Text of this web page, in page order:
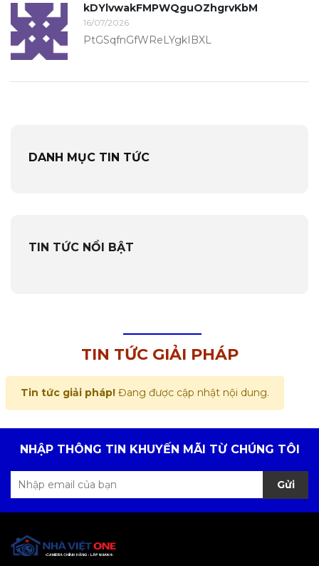
kDYlvwakFMPWQguOZhgrvKbM
16/07/2026
PtGSqfnGfWReLYgkIBXL
DANH MỤC TIN TỨC
TIN TỨC NỔI BẬT
TIN TỨC GIẢI PHÁP
Tin tức giải pháp!Đang được cập nhật nội dung.
NHẬP THÔNG TIN KHUYẾN MÃI TỪ CHÚNG TÔI
Gửi